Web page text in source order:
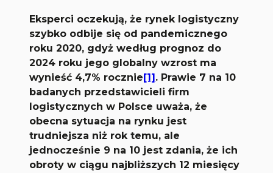
Eksperci oczekują, że rynek logistyczny
szybko odbije się od pandemicznego
roku 2020, gdyż według prognoz do
2024 roku jego globalny wzrost ma
wynieść 4,7% rocznie [1] . Prawie 7 na 10
badanych przedstawicieli firm
logistycznych w Polsce uważa, że
obecna sytuacja na rynku jest
trudniejsza niż rok temu, ale
jednocześnie 9 na 10 jest zdania, że ich
obroty w ciągu najbliższych 12 miesięcy